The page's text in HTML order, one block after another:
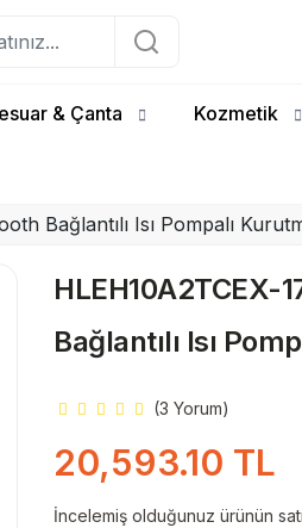
& Çanta Kozmetik
Bağlantılı Isı Pompalı
HLEH10A2TCEX-
Bağlantılı Isı
(3 Yorum)
20,593.10 TL
İncelemiş olduğunuz ürünün